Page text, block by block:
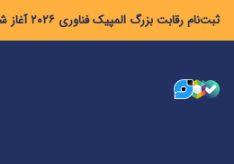
ثبت‌نام رقابت بزرگ المپیک فناوری ۲۰۲۶ آغاز شد